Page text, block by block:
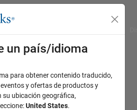
to
with
un país/idioma
para obtener contenido traducido,
y ofertas de productos y
su ubicación geográfica,
United States.